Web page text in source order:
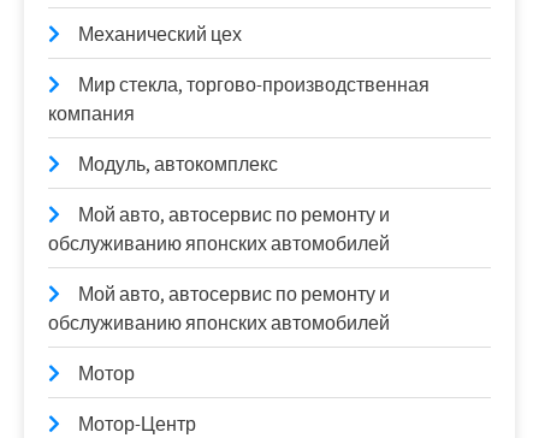
Механический цех
Мир стекла, торгово-производственная
компания
Модуль, автокомплекс
Мой авто, автосервис по ремонту и
обслуживанию японских автомобилей
Мой авто, автосервис по ремонту и
обслуживанию японских автомобилей
Мотор
Мотор-Центр